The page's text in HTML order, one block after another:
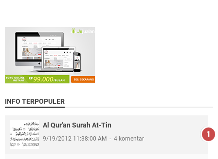
INFO TERPOPULER
Al Qur'an Surah At-Tin
9/19/2012 11:38:00 AM 4 komentar